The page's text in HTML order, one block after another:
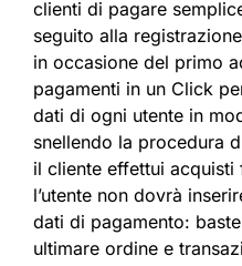
clienti di pagare
seguito alla
in occasione del primo
pagamenti in un Click
dati di ogni utente in
snellendo la procedura
il cliente effettui
l’utente non dovrà
dati di pagamento:
ultimare ordine e